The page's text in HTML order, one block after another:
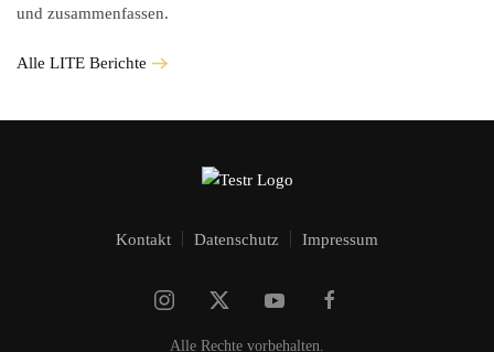
und zusammenfassen.
Alle LITE Berichte
Kontakt Datenschutz Impressum
Alle Rechte vorbehalten.